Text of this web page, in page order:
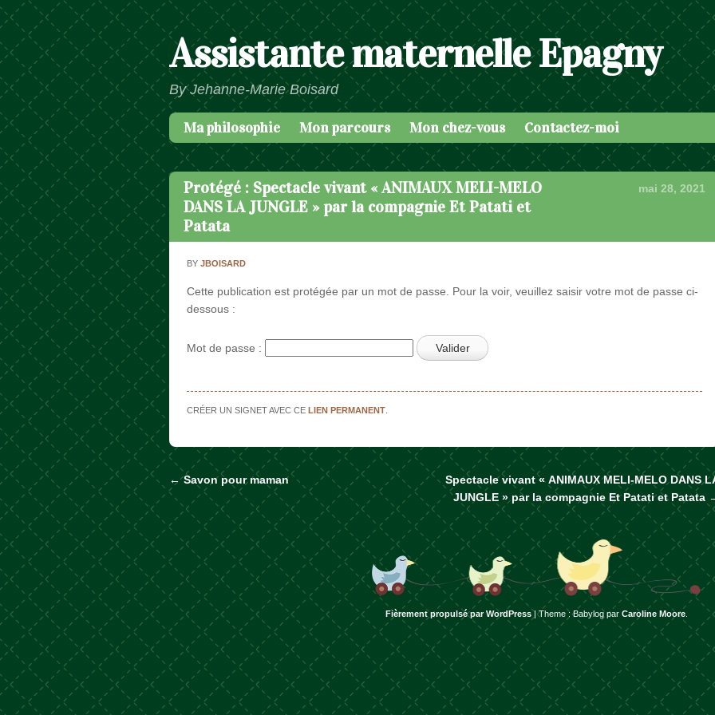
Assistante maternelle Epagny
By Jehanne-Marie Boisard
Menu
Passer au contenu
Ma philosophie Mon parcours Mon chez-vous Contactez-moi
Protégé : Spectacle vivant « ANIMAUX MELI-MELO
DANS LA JUNGLE » par la compagnie Et Patati et
Patata
mai 28, 2021
BYJBOISARD
Cette publication est protégée par un mot de passe. Pour la voir, veuillez saisir votre mot de passe ci-
dessous :
Mot de passe :
CRÉER UN SIGNET AVEC CELIEN PERMANENT
Naviguer dans les articles
←Savon pour maman
Spectacle vivant « ANIMAUX MELI-MELO DANS
JUNGLE » par la compagnie Et Patati et Patata
Fièrement propulsé par WordPress |Theme : Babylog par Caroline Moore.